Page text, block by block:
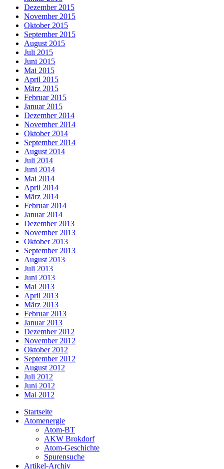
Dezember 2015
November 2015
Oktober 2015
September 2015
August 2015
Juli 2015
Juni 2015
Mai 2015
April 2015
März 2015
Februar 2015
Januar 2015
Dezember 2014
November 2014
Oktober 2014
September 2014
August 2014
Juli 2014
Juni 2014
Mai 2014
April 2014
März 2014
Februar 2014
Januar 2014
Dezember 2013
November 2013
Oktober 2013
September 2013
August 2013
Juli 2013
Juni 2013
Mai 2013
April 2013
März 2013
Februar 2013
Januar 2013
Dezember 2012
November 2012
Oktober 2012
September 2012
August 2012
Juli 2012
Juni 2012
Mai 2012
Startseite
Atomenergie
Atom-BT
AKW Brokdorf
Atom-Geschichte
Spurensuche
Artikel-Archiv